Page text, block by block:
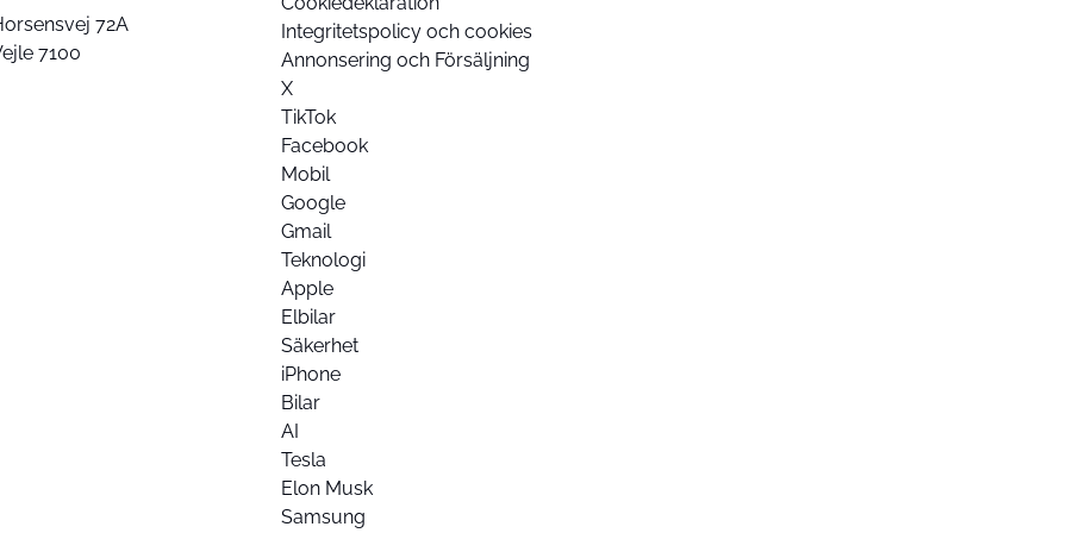
72A
7100
Integritetspolicy och cookies
Annonsering och Försäljning
X
TikTok
Facebook
Mobil
Google
Gmail
Teknologi
Apple
Elbilar
Säkerhet
iPhone
Bilar
AI
Tesla
Elon Musk
Samsung